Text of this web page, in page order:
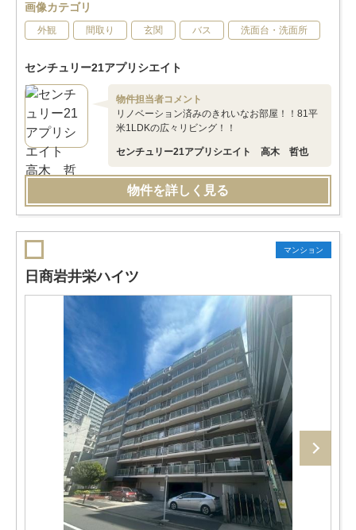
画像カテゴリ
外観 間取り 玄関 バス 洗面台・洗面所
センチュリー21アプリシエイト
物件担当者コメント
リノベーション済みのきれいなお部屋！！81平
米1LDKの広々リビング！！
センチュリー21アプリシエイト 高木 哲也
物件を詳しく見る
マンション
日商岩井栄ハイツ